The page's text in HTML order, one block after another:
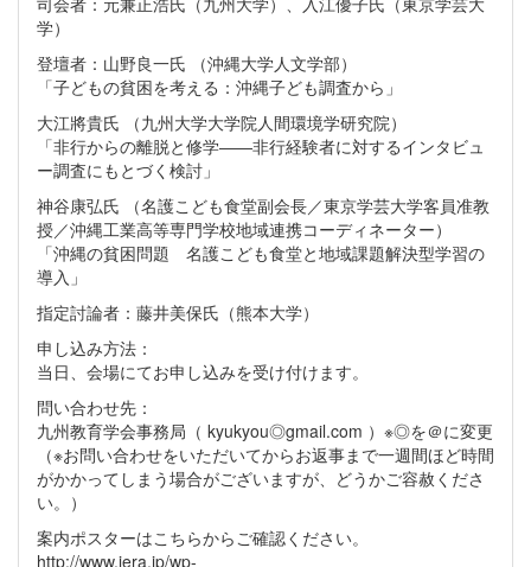
学）
登壇者：山野良一氏 （沖縄大学人文学部）
「子どもの貧困を考える：沖縄子ども調査から」
大江將貴氏 （九州大学大学院人間環境学研究院）
「非行からの離脱と修学――非行経験者に対するインタビュ
ー調査にもとづく検討」
神谷康弘氏 （名護こども食堂副会長／東京学芸大学客員准教
授／沖縄工業高等専門学校地域連携コーディネーター）
「沖縄の貧困問題 名護こども食堂と地域課題解決型学習の
導入」
指定討論者：藤井美保氏（熊本大学）
申し込み方法：
当日、会場にてお申し込みを受け付けます。
問い合わせ先：
九州教育学会事務局（ kyukyou◎gmail.com ）※◎を＠に変更
（※お問い合わせをいただいてからお返事まで一週間ほど時間
がかかってしまう場合がございますが、どうかご容赦くださ
い。）
案内ポスターはこちらからご確認ください。
http://www.jera.jp/wp-